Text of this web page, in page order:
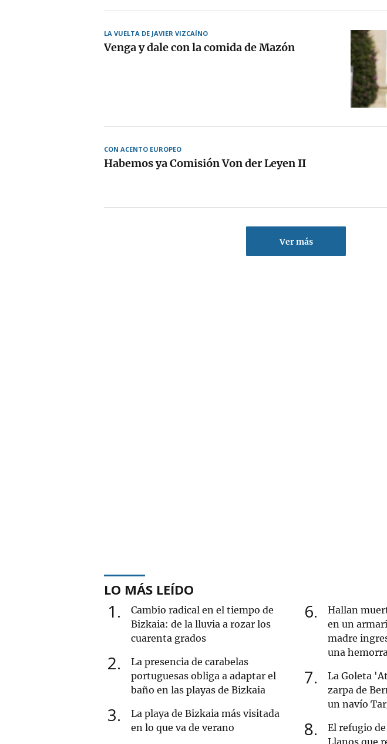
LA VUELTA DE JAVIER VIZCAÍNO
Venga y dale con la comida de Mazón
CON ACENTO EUROPEO
Habemos ya Comisión Von der Leyen II
Ver más
LO MÁS LEÍDO
1
Cambio radical en el tiempo de
Bizkaia: de la lluvia a rozar los
cuarenta grados
2
La presencia de carabelas
portuguesas obliga a adaptar el
baño en las playas de Bizkaia
3
La playa de Bizkaia más visitada
en lo que va de verano
6
Hallan
en un
madre
una
7
La Goleta
zarpa de
un navío
8
El refugio
Llanos que